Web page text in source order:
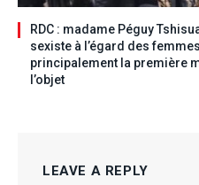
RDC : madame Péguy
sexiste à l’égard des
principalement la première
l’objet
LEAVE A REPLY